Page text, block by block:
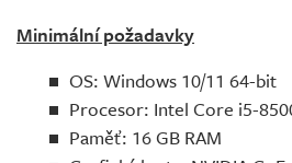
Minimální požadavky
OS: Windows 10/11 64-bit
Procesor: Intel Core i5-
Paměť: 16 GB RAM